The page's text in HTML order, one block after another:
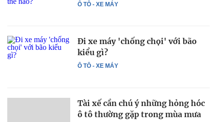
Ô TÔ - XE MÁY
Ô TÔ - XE MÁY
Đi xe máy 'chống chọi' với bão
kiểu gì?
Tài xế cần chú ý những hỏng hóc
ô tô thường gặp trong mùa mưa